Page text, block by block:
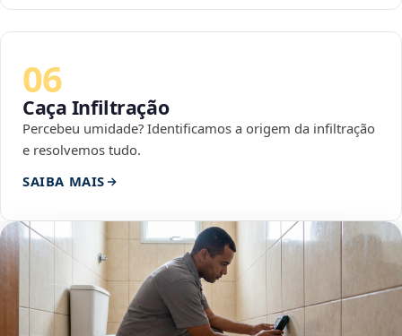
06
Caça Infiltração
Percebeu umidade? Identificamos a origem da infiltração
e resolvemos tudo.
SAIBA MAIS